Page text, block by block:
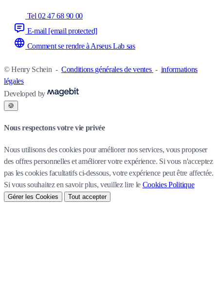
Tel 02 47 68 90 00
E-mail [email protected]
Comment se rendre à Arseus Lab sas
© Henry Schein - Conditions générales de ventes - informations
légales
Developed by
🍪
Nous respectons votre vie privée
Nous utilisons des cookies pour améliorer nos services, vous proposer
des offres personnelles et améliorer votre expérience. Si vous n'acceptez
pas les cookies facultatifs ci-dessous, votre expérience peut être affectée.
Si vous souhaitez en savoir plus, veuillez lire le Cookies Politique
Gérer les Cookies Tout accepter